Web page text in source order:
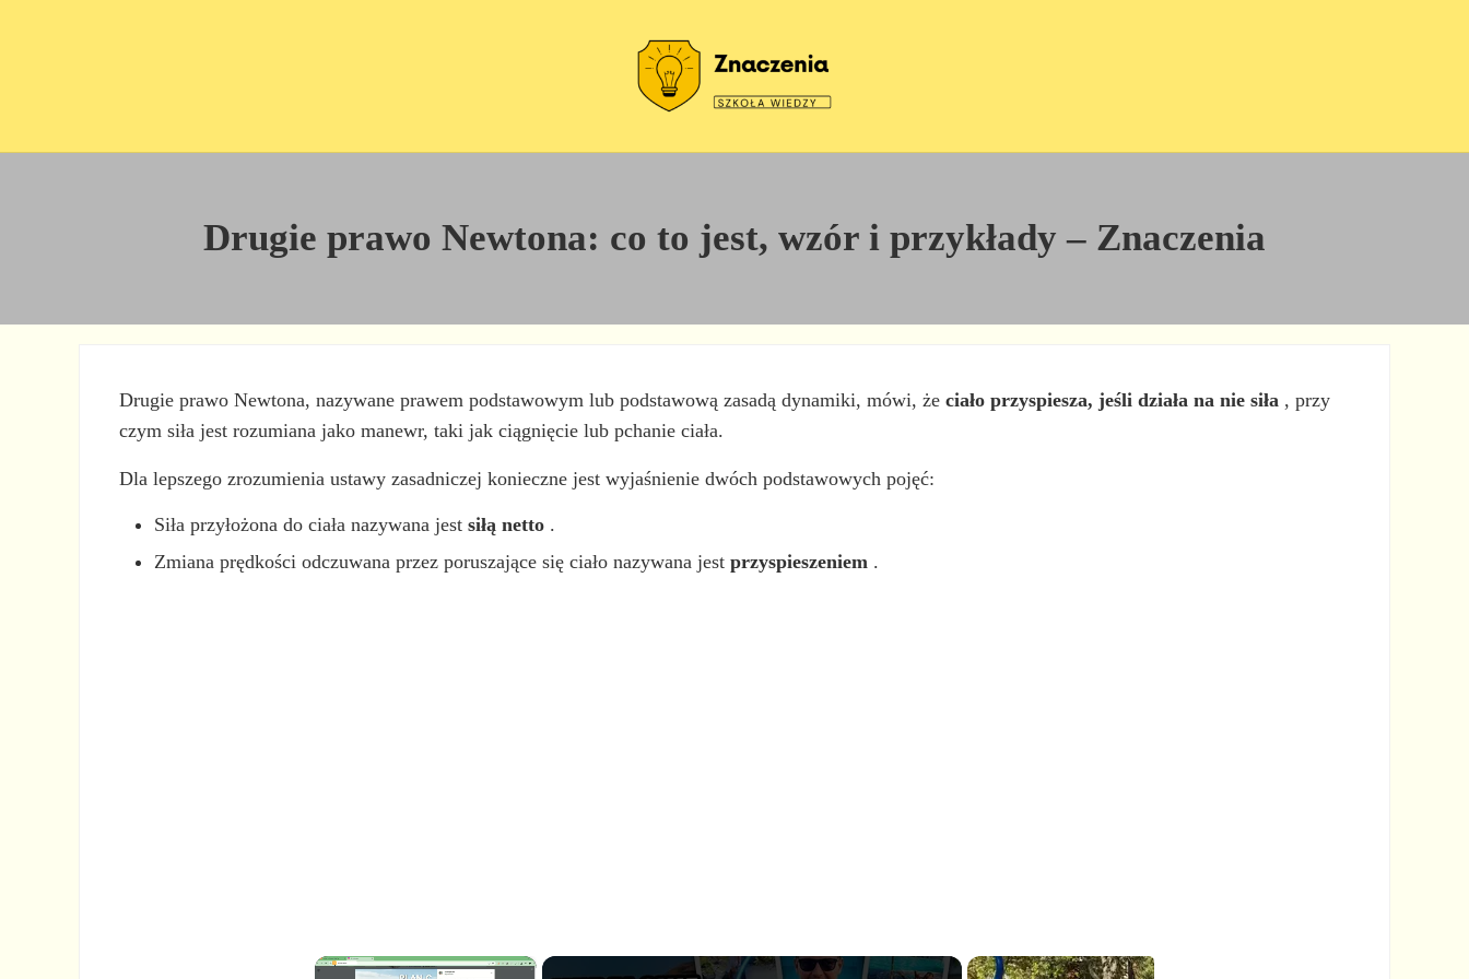
Drugie prawo Newtona: co to jest, wzór i przykłady – Znaczenia
Drugie prawo Newtona, nazywane prawem podstawowym lub podstawową zasadą dynamiki, mówi, żeciało przyspiesza, jeśli działa na nie siła , przy
czym siła jest rozumiana jako manewr, taki jak ciągnięcie lub pchanie ciała.
Dla lepszego zrozumienia ustawy zasadniczej konieczne jest wyjaśnienie dwóch podstawowych pojęć:
Siła przyłożona do ciała nazywana jest siłą netto.
Zmiana prędkości odczuwana przez poruszające się ciało nazywana jest przyspieszeniem.
×